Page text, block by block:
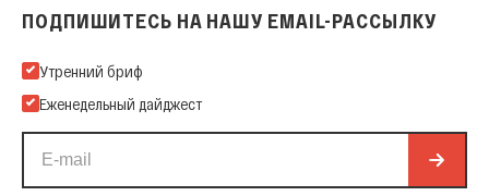
ПОДПИШИТЕСЬ НА НАШУ EMAIL-РАССЫЛКУ
Подпишитесь на нашу Email-рассылку
Утренний бриф
Еженедельный дайджест